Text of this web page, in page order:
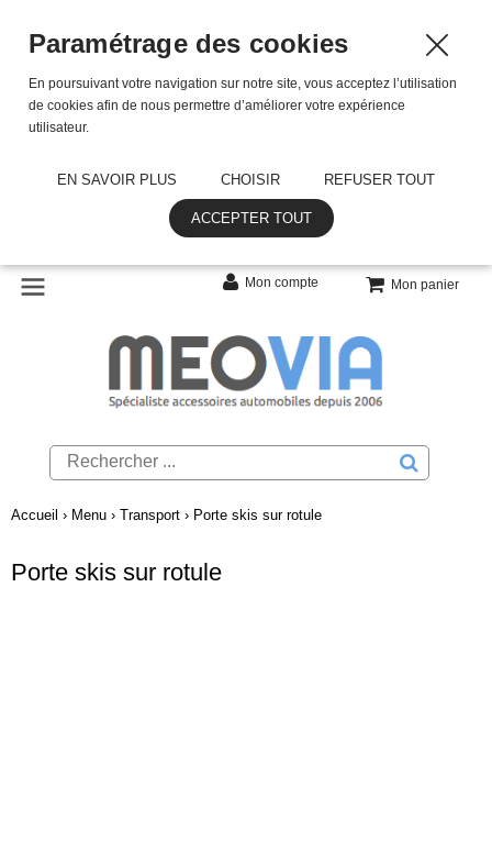
Mon compte Mon panier
Accueil › Menu › Transport › Porte skis sur rotule
Porte skis sur rotule
Paramétrage des cookies
En poursuivant votre navigation sur notre site, vous acceptez l’utilisation
de cookies afin de nous permettre d’améliorer votre expérience
utilisateur.
EN SAVOIR PLUS CHOISIR REFUSER TOUT
ACCEPTER TOUT